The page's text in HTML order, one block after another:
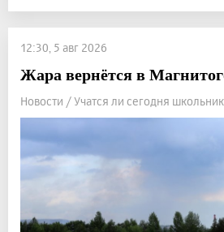
12:30, 5 авг 2026
Жара вернётся в
Новости / Учатся ли сегодня